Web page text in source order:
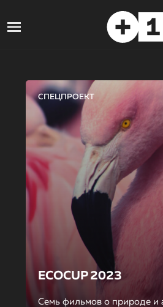
СПЕЦПРОЕКТ
ECOCUP 2023
Семь фильмов о природе и